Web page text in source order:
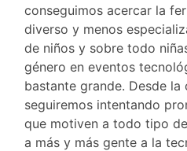
conseguimos acercar la
diverso y menos
de niños y sobre todo
género en eventos
bastante grande. Desde la
seguiremos intentando
que motiven a todo tipo
a más y más gente a la